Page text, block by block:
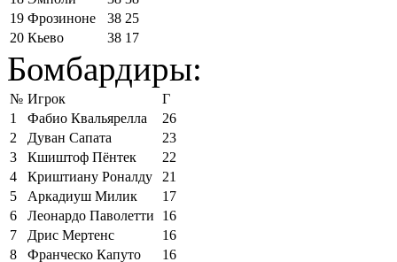
19 Фрозиноне 38 25
20 Кьево 38 17
Бомбардиры:
№ Игрок
Г
1
Фабио Квальярелла
26
2
Дуван Сапата
23
3
Кшиштоф Пёнтек
22
4
Криштиану Роналду
21
5
Аркадиуш Милик
17
6
Леонардо Паволетти
16
7
Дрис Мертенс
16
8
Франческо Капуто
16